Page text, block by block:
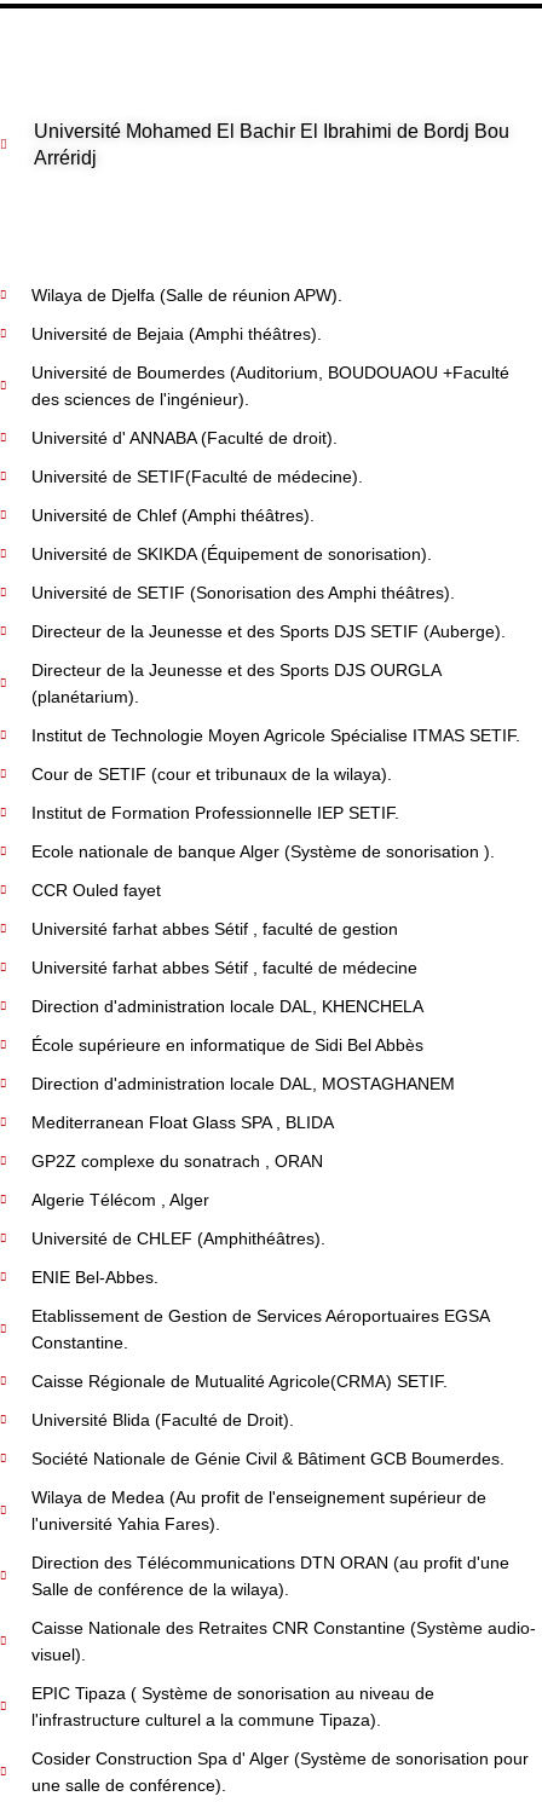
Université Mohamed El Bachir El Ibrahimi de Bordj Bou
Arréridj
Wilaya de Djelfa (Salle de réunion APW).
Université de Bejaia (Amphi théâtres).
Université de Boumerdes (Auditorium, BOUDOUAOU +Faculté
des sciences de l'ingénieur).
Université d' ANNABA (Faculté de droit).
Université de SETIF(Faculté de médecine).
Université de Chlef (Amphi théâtres).
Université de SKIKDA (Équipement de sonorisation).
Université de SETIF (Sonorisation des Amphi théâtres).
Directeur de la Jeunesse et des Sports DJS SETIF (Auberge).
Directeur de la Jeunesse et des Sports DJS OURGLA
(planétarium).
Institut de Technologie Moyen Agricole Spécialise ITMAS SETIF.
Cour de SETIF (cour et tribunaux de la wilaya).
Institut de Formation Professionnelle IEP SETIF.
Ecole nationale de banque Alger (Système de sonorisation ).
CCR Ouled fayet
Université farhat abbes Sétif , faculté de gestion
Université farhat abbes Sétif , faculté de médecine
Direction d'administration locale DAL, KHENCHELA
École supérieure en informatique de Sidi Bel Abbès
Direction d'administration locale DAL, MOSTAGHANEM
Mediterranean Float Glass SPA , BLIDA
GP2Z complexe du sonatrach , ORAN
Algerie Télécom , Alger
Université de CHLEF (Amphithéâtres).
ENIE Bel-Abbes.
Etablissement de Gestion de Services Aéroportuaires EGSA
Constantine.
Caisse Régionale de Mutualité Agricole(CRMA) SETIF.
Université Blida (Faculté de Droit).
Société Nationale de Génie Civil & Bâtiment GCB Boumerdes.
Wilaya de Medea (Au profit de l'enseignement supérieur de
l'université Yahia Fares).
Direction des Télécommunications DTN ORAN (au profit d'une
Salle de conférence de la wilaya).
Caisse Nationale des Retraites CNR Constantine (Système audio-
visuel).
EPIC Tipaza ( Système de sonorisation au niveau de
l'infrastructure culturel a la commune Tipaza).
Cosider Construction Spa d' Alger (Système de sonorisation pour
une salle de conférence).